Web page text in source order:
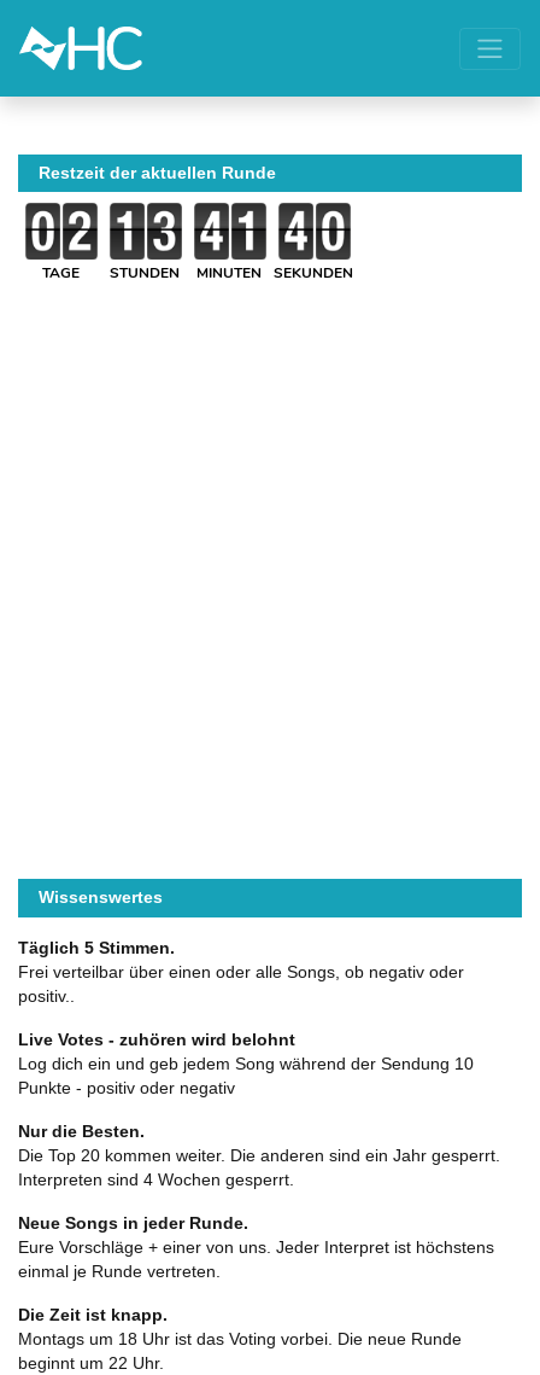
Restzeit der aktuellen Runde
TAGE STUNDEN MINUTEN SEKUNDEN
Wissenswertes
Täglich 5 Stimmen.
Frei verteilbar über einen oder alle Songs, ob negativ oder
positiv..
Live Votes - zuhören wird belohnt
Log dich ein und geb jedem Song während der Sendung 10
Punkte - positiv oder negativ
Nur die Besten.
Die Top 20 kommen weiter. Die anderen sind ein Jahr gesperrt.
Interpreten sind 4 Wochen gesperrt.
Neue Songs in jeder Runde.
Eure Vorschläge + einer von uns. Jeder Interpret ist höchstens
einmal je Runde vertreten.
Die Zeit ist knapp.
Montags um 18 Uhr ist das Voting vorbei. Die neue Runde
beginnt um 22 Uhr.